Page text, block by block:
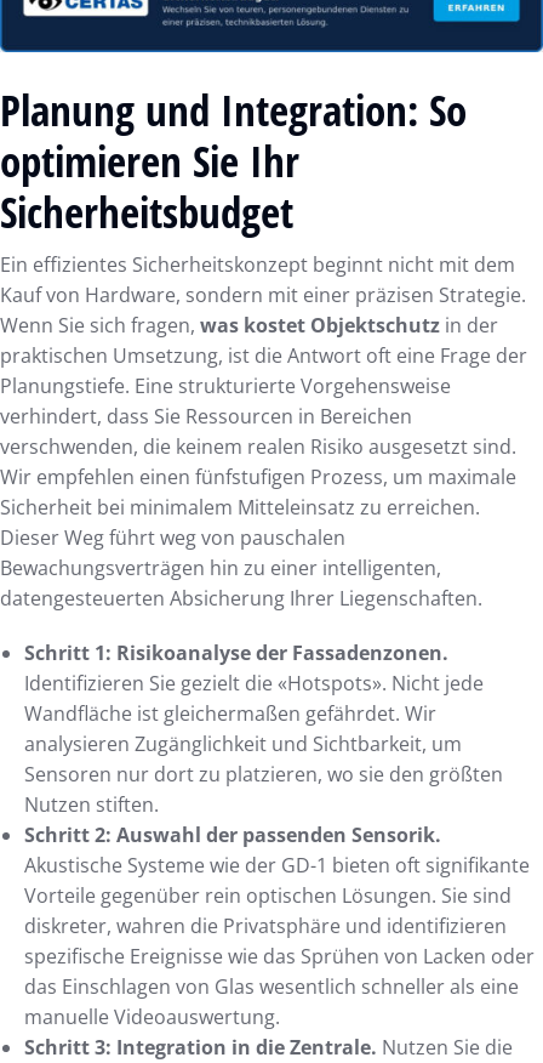
Planung und Integration: So
optimieren Sie Ihr
Sicherheitsbudget
Ein effizientes Sicherheitskonzept beginnt nicht mit dem
Kauf von Hardware, sondern mit einer präzisen Strategie.
Wenn Sie sich fragen, was kostet Objektschutz in der
praktischen Umsetzung, ist die Antwort oft eine Frage der
Planungstiefe. Eine strukturierte Vorgehensweise
verhindert, dass Sie Ressourcen in Bereichen
verschwenden, die keinem realen Risiko ausgesetzt sind.
Wir empfehlen einen fünfstufigen Prozess, um maximale
Sicherheit bei minimalem Mitteleinsatz zu erreichen.
Dieser Weg führt weg von pauschalen
Bewachungsverträgen hin zu einer intelligenten,
datengesteuerten Absicherung Ihrer Liegenschaften.
Schritt 1: Risikoanalyse der Fassadenzonen.
Identifizieren Sie gezielt die «Hotspots». Nicht jede
Wandfläche ist gleichermaßen gefährdet. Wir
analysieren Zugänglichkeit und Sichtbarkeit, um
Sensoren nur dort zu platzieren, wo sie den größten
Nutzen stiften.
Schritt 2: Auswahl der passenden Sensorik.
Akustische Systeme wie der GD-1 bieten oft signifikante
Vorteile gegenüber rein optischen Lösungen. Sie sind
diskreter, wahren die Privatsphäre und identifizieren
spezifische Ereignisse wie das Sprühen von Lacken oder
das Einschlagen von Glas wesentlich schneller als eine
manuelle Videoauswertung.
Schritt 3: Integration in die Zentrale. Nutzen Sie die